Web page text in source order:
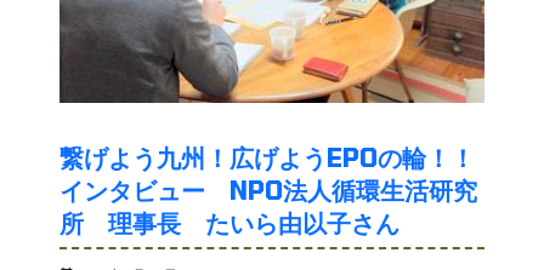
繋げよう九州！広げようEPOの輪！！
インタビュー NPO法人循環生活研究
所 理事長 たいら由以子さん